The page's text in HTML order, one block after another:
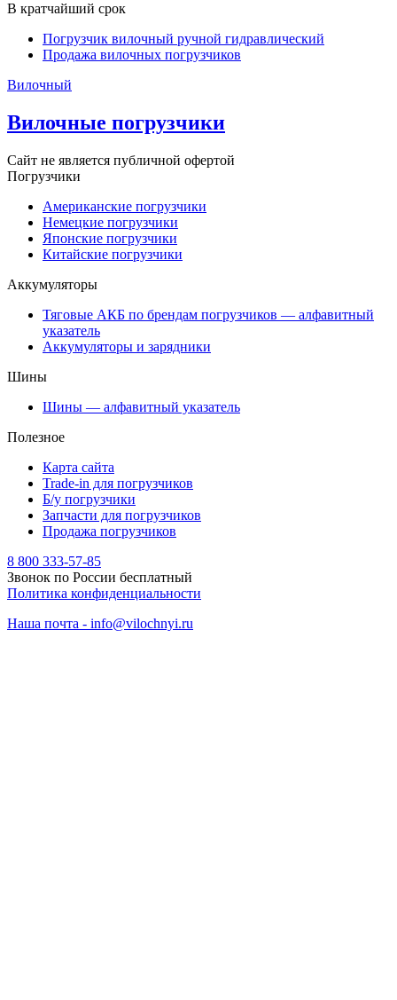
В кратчайший срок
Погрузчик вилочный ручной гидравлический
Продажа вилочных погрузчиков
Вилочный
Вилочные погрузчики
Сайт не является публичной офертой
Погрузчики
Американские погрузчики
Немецкие погрузчики
Японские погрузчики
Китайские погрузчики
Аккумуляторы
Тяговые АКБ по брендам погрузчиков — алфавитный
указатель
Аккумуляторы и зарядники
Шины
Шины — алфавитный указатель
Полезное
Карта сайта
Trade-in для погрузчиков
Б/у погрузчики
Запчасти для погрузчиков
Продажа погрузчиков
8 800 333-57-85
Звонок по России бесплатный
Политика конфиденциальности
Наша почта - info@vilochnyi.ru